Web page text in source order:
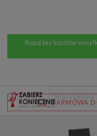
Kupuj bez kosztów
DARMOWA
Wstecz Strona główna